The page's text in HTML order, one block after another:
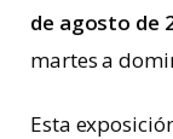
de agosto de
martes a
Esta